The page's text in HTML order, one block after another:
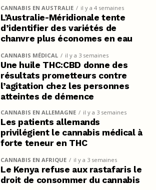
CANNABIS EN AUSTRALIE il y a 4 semaines
L’Australie-Méridionale tente
d’identifier des variétés de
chanvre plus économes en eau
CANNABIS MÉDICAL il y a 3 semaines
Une huile THC:CBD donne des
résultats prometteurs contre
l’agitation chez les personnes
atteintes de démence
CANNABIS EN ALLEMAGNE il y a 3 semaines
Les patients allemands
privilégient le cannabis médical à
forte teneur en THC
CANNABIS EN AFRIQUE il y a 3 semaines
Le Kenya refuse aux rastafaris le
droit de consommer du cannabis